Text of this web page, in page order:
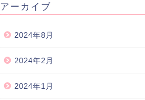
アーカイブ
2024年8月
2024年2月
2024年1月